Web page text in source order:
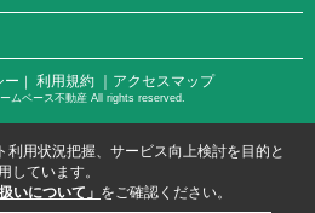
ー ｜ 利用規約 ｜アクセスマップ
ムベース不動産 All rights reserved.
用状況把握、サービス向上検討を目的と
しています。
いについて」 をご確認ください。